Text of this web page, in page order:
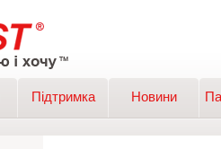
Підтримка Новини